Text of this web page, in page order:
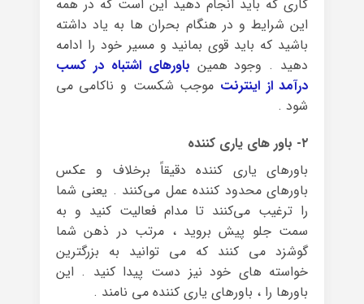
کاری که باید انجام دهید این است که در همه
این شرایط و در هنگام بحران ها به یاد داشته
باشید که باید قوی بمانید و مسیر خود را ادامه
دهید . وجود همین باورهای اشتباه در کسب
درآمد از اینترنت موجب شکست و ناکامی می
شود .
۲- باور های یاری کننده
باورهای یاری کننده دقیقاً برخلاف و عکس
باورهای محدود کننده عمل می‌کنند . یعنی شما
را ترغیب می‌کنند تا مدام فعالیت کنید و به
سمت جلو پیش بروید ، مرتب در ذهن شما
گوشزد می کنند که می توانید به بزرگترین
خواسته های خود نیز دست پیدا کنید . این
باورها را ، باورهای یاری کننده می نامند .